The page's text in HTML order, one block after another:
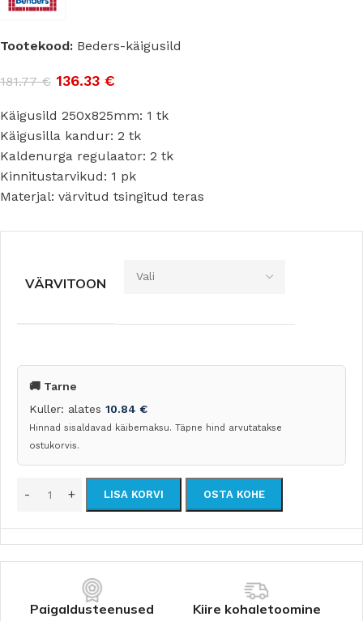
Tootekood: Beders-käigusild
181.77€ 136.33 €
Käigusild 250x825mm: 1 tk
Käigusilla kandur: 2 tk
Kaldenurga regulaator: 2 tk
Kinnitustarvikud: 1 pk
Materjal: värvitud tsingitud teras
VÄRVITOON
🚚 Tarne
Kuller: alates 10.84 €
Hinnad sisaldavad käibemaksu. Täpne hind arvutatakse
ostukorvis.
LISA KORVI OSTA KOHE
Paigaldusteenused Kiire kohaletoomine